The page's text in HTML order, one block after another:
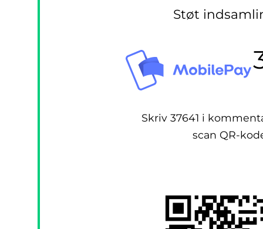
Støt
Skriv 37641 i
scan QR-